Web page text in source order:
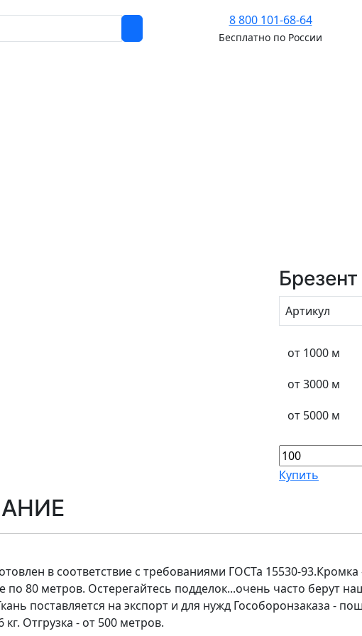
8 800 101-68-64
Бесплатно по России
Артикул
от 1000 м
от 3000 м
от 5000 м
Купить
в соответствие с требованиями ГОСТа 15530-
по 80 метров. Остерегайтесь подделок...очень часто берут
поставляется на экспорт и для нужд Гособоронзаказа -
кг. Отгрузка - от 500 метров.